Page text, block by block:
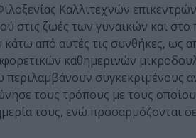
Καλλιτεχνών
στις ζωές των γυναικών και
από αυτές τις συνθήκες, ως
καθηµερινών
συγκεκριµένους
τους τρόπους µε τους
τους, ενώ προσαρµόζονται